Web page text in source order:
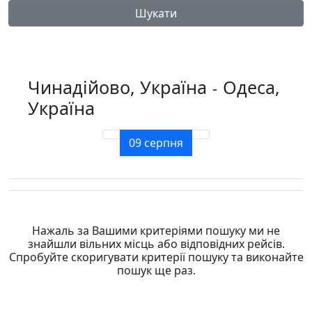
Шукати
Чинадійово, Україна - Одеса,
Україна
09 серпня
Нажаль за Вашими критеріями пошуку ми не
знайшли вільних місць або відповідних рейсів.
Спробуйте скоригувати критерії пошуку та виконайте
пошук ще раз.